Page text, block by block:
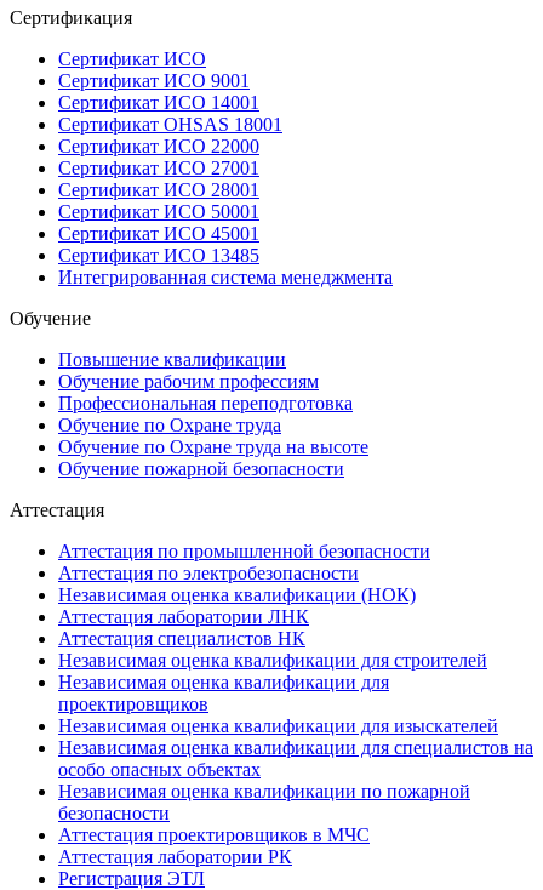
Сертификация
Сертификат ИСО
Сертификат ИСО 9001
Сертификат ИСО 14001
Сертификат OHSAS 18001
Сертификат ИСО 22000
Сертификат ИСО 27001
Сертификат ИСО 28001
Сертификат ИСО 50001
Сертификат ИСО 45001
Сертификат ИСО 13485
Интегрированная система менеджмента
Обучение
Повышение квалификации
Обучение рабочим профессиям
Профессиональная переподготовка
Обучение по Охране труда
Обучение по Охране труда на высоте
Обучение пожарной безопасности
Аттестация
Аттестация по промышленной безопасности
Аттестация по электробезопасности
Независимая оценка квалификации (НОК)
Аттестация лаборатории ЛНК
Аттестация специалистов НК
Независимая оценка квалификации для строителей
Независимая оценка квалификации для
проектировщиков
Независимая оценка квалификации для изыскателей
Независимая оценка квалификации для специалистов на
особо опасных объектах
Независимая оценка квалификации по пожарной
безопасности
Аттестация проектировщиков в МЧС
Аттестация лаборатории РК
Регистрация ЭТЛ